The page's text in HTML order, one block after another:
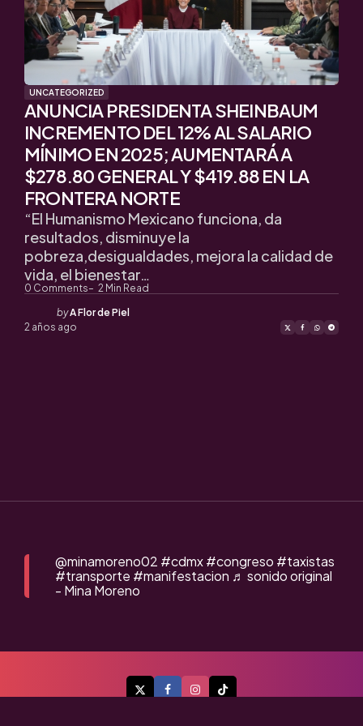
UNCATEGORIZED
ANUNCIA PRESIDENTA SHEINBAUM
INCREMENTO DEL 12% AL SALARIO
MÍNIMO EN 2025; AUMENTARÁ A
$278.80 GENERAL Y $419.88 EN LA
FRONTERA NORTE
0 Comments 2 Min Read
“El Humanismo Mexicano funciona, da
resultados, disminuye la
pobreza,desigualdades, mejora la calidad de
vida, el bienestar…
Posted
by
byA Flor de Piel
2 años ago
@minamoreno02 #cdmx#congreso #taxistas
#transporte #manifestacion ♬ sonido original
- Mina Moreno